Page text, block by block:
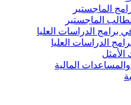
الماجستير
الماجستير
برامج الدراسات العليا
الدراسات العليا
المالية